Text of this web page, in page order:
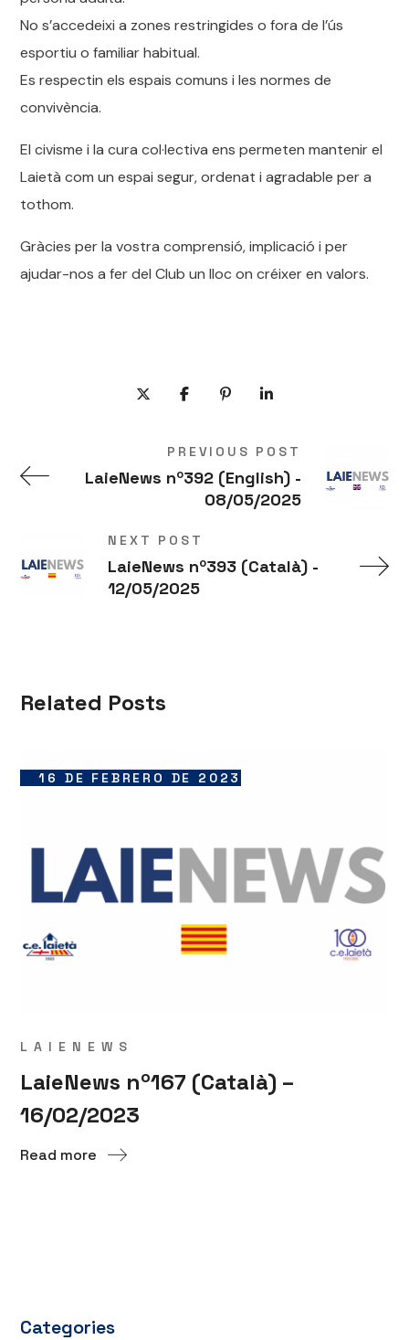
No s’accedeixi a zones restringides o fora de l’ús
esportiu o familiar habitual.
Es respectin els espais comuns i les normes de
convivència.
El civisme i la cura col·lectiva ens permeten mantenir el
Laietà com un espai segur, ordenat i agradable per a
tothom.
Gràcies per la vostra comprensió, implicació i per
ajudar-nos a fer del Club un lloc on créixer en valors.
PREVIOUS POST
LaieNews nº392 (English) -
08/05/2025
NEXT POST
LaieNews nº393 (Català) -
12/05/2025
Related Posts
16 DE FEBRERO DE 2023
LAIENEWS
LaieNews nº167 (Català) –
16/02/2023
Read more
Categories